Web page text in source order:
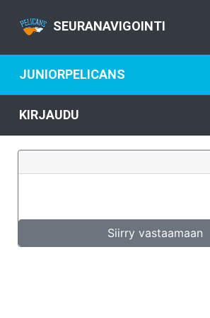
SEURANAVIGOINTI
JUNIORPELICANS
KIRJAUDU